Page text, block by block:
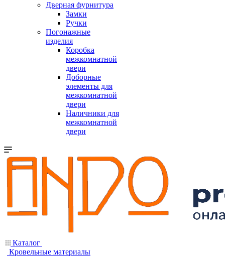
Дверная фурнитура
Замки
Ручки
Погонажные
изделия
Коробка
межкомнатной
двери
Доборные
элементы для
межкомнатной
двери
Наличники для
межкомнатной
двери
Каталог
Кровельные материалы